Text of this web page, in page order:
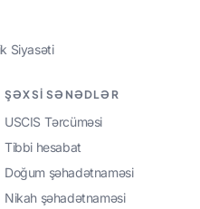
Siyasəti
ŞƏXSI SƏNƏDLƏR
USCIS Tərcüməsi
Tibbi hesabat
Doğum şəhadətnaməsi
Nikah şəhadətnaməsi